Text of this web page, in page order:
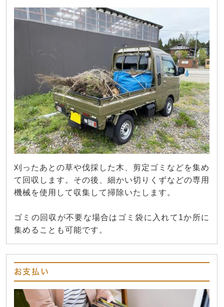
刈ったあとの草や伐採した木、剪定ゴミなどを集め
て回収します。その後、細かい切りくずなどの専用
機械を使用して収集して掃除いたします。
ゴミの回収が不要な場合はゴミ袋に入れて1か所に
集めることも可能です。
お支払い